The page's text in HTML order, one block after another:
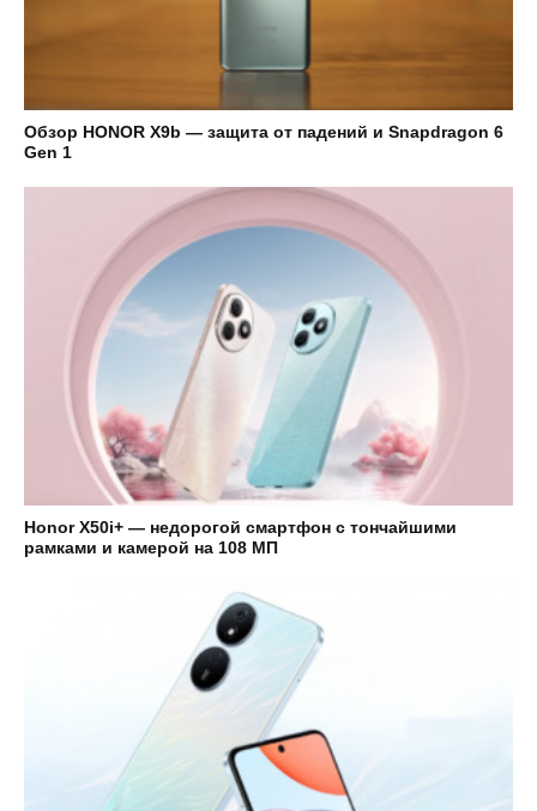
Обзор HONOR X9b — защита от падений и Snapdragon 6
Gen 1
Honor X50i+ — недорогой смартфон с тончайшими
рамками и камерой на 108 МП